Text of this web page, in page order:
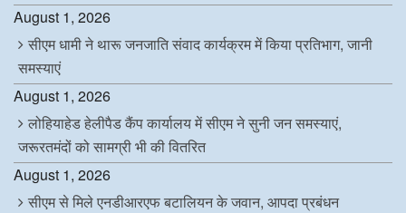
August 1, 2026
सीएम धामी ने थारू जनजाति संवाद कार्यक्रम में किया प्रतिभाग, जानी
समस्याएं
August 1, 2026
लोहियाहेड हेलीपैड कैंप कार्यालय में सीएम ने सुनी जन समस्याएं,
जरूरतमंदों को सामग्री भी की वितरित
August 1, 2026
सीएम से मिले एनडीआरएफ बटालियन के जवान, आपदा प्रबंधन